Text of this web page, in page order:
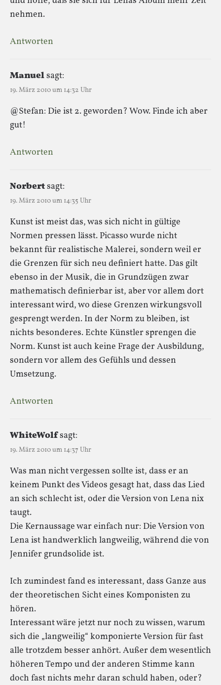
nehmen.
Antworten
Manuelsagt:
19. März 2010 um 14:32 Uhr
@Stefan: Die ist 2. geworden? Wow. Finde ich aber
gut!
Antworten
Norbertsagt:
19. März 2010 um 14:35 Uhr
Kunst ist meist das, was sich nicht in gültige
Normen pressen lässt. Picasso wurde nicht
bekannt für realistische Malerei, sondern weil er
die Grenzen für sich neu definiert hatte. Das gilt
ebenso in der Musik, die in Grundzügen zwar
mathematisch definierbar ist, aber vor allem dort
interessant wird, wo diese Grenzen wirkungsvoll
gesprengt werden. In der Norm zu bleiben, ist
nichts besonderes. Echte Künstler sprengen die
Norm. Kunst ist auch keine Frage der Ausbildung,
sondern vor allem des Gefühls und dessen
Umsetzung.
Antworten
WhiteWolfsagt:
19. März 2010 um 14:37 Uhr
Was man nicht vergessen sollte ist, dass er an
keinem Punkt des Videos gesagt hat, dass das Lied
an sich schlecht ist, oder die Version von Lena nix
taugt.
Die Kernaussage war einfach nur: Die Version von
Lena ist handwerklich langweilig, während die von
Jennifer grundsolide ist.
Ich zumindest fand es interessant, dass Ganze aus
der theoretischen Sicht eines Komponisten zu
hören.
Interessant wäre jetzt nur noch zu wissen, warum
sich die „langweilig“ komponierte Version für fast
alle trotzdem besser anhört. Außer dem wesentlich
höheren Tempo und der anderen Stimme kann
doch fast nichts mehr daran schuld haben, oder?